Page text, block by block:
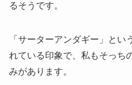
るそうです。
「サーターアンダギー」とい
れている印象で、私もそっち
みがあります。